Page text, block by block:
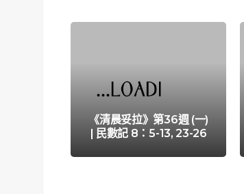
《清晨妥拉》第36週 (一)
| 民數記 8：5-13, 23-26